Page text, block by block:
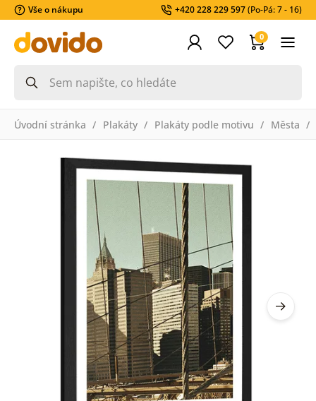
Vše o nákupu +420 228 229 597(Po-Pá: 7 - 16)
0
Úvodní stránka Plakáty Plakáty podle motivu Města